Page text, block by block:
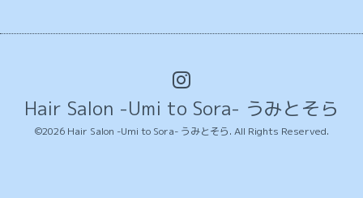
Hair Salon -Umi to Sora- うみとそら
©2026 Hair Salon -Umi to Sora- うみとそら. All Rights Reserved.